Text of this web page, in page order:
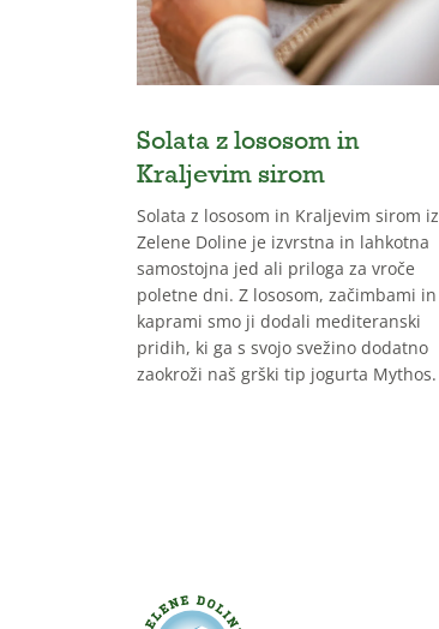
Solata z lososom in
Kraljevim sirom
Solata z lososom in Kraljevim sirom iz
Zelene Doline je izvrstna in lahkotna
samostojna jed ali priloga za vroče
poletne dni. Z lososom, začimbami in
kaprami smo ji dodali mediteranski
pridih, ki ga s svojo svežino dodatno
zaokroži naš grški tip jogurta Mythos.